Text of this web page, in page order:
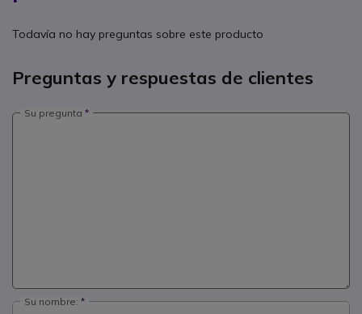
Todavía no hay preguntas sobre este producto
Preguntas y respuestas de clientes
Su pregunta
Su nombre: